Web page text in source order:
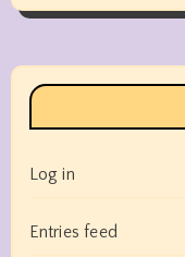
Log in
Entries feed